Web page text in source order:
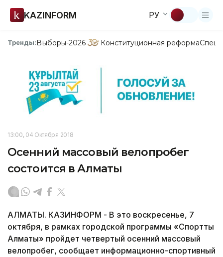
KAZINFORM РУ
Тренды:Выборы-2026 Конституционная реформа
13:00, 04 Октября 2018
Осенний массовый велопробег
состоится в Алматы
АЛМАТЫ. КАЗИНФОРМ - В это воскресенье, 7
октября, в рамках городской программы «Спорттық
Алматы» пройдет четвертый осенний массовый
велопробег, сообщает информационно-спортивный